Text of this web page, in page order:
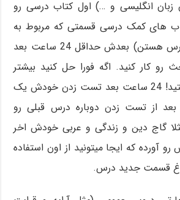
زبان انگلیسی و …) اول کتاب درسی رو
های کمک درسی قسمتی که مربوط به
درسنامه و آموزش درس هستن) بعدش حداقل 24 ساعت بعد
کار کنید. اگه فورا حل کنید بیشتر
تست ها رو بلد هستید! 24 ساعت بعد تست زدن خودش یک
از تست زدن دوباره درس قبلی رو
گاج دین و زندگی و عربی خودش اخر
آورده که ایجا میتونید از اون استفاده
قسمت جدید درس.